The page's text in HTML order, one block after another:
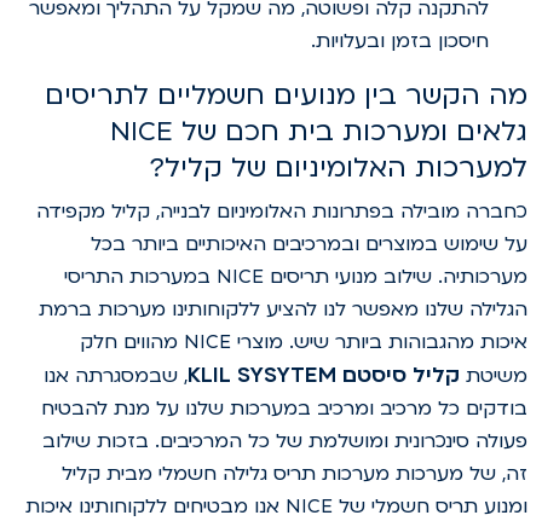
להתקנה קלה ופשוטה, מה שמקל על התהליך ומאפשר
חיסכון בזמן ובעלויות.
הקשר בין מנועים חשמליים לתריסים
גלאים ומערכות בית חכם של NICE
האלומיניום של קליל?
מובילה בפתרונות האלומיניום לבנייה, קליל מקפידה
שימוש במוצרים ובמרכיבים האיכותיים ביותר בכל
מערכותיה. שילוב מנועי תריסים NICE במערכות התריסי
שלנו מאפשר לנו להציע ללקוחותינו מערכות ברמת
איכות מהגבוהות ביותר שיש. מוצרי NICE מהווים חלק
קליל סיסטם KLIL SYSYTEM
, שבמסגרתה אנו
כל מרכיב ומרכיב במערכות שלנו על מנת להבטיח
סינכרונית ומושלמת של כל המרכיבים. בזכות שילוב
של מערכות מערכות תריס גלילה חשמלי מבית קליל
ומנוע תריס חשמלי של NICE אנו מבטיחים ללקוחותינו איכות